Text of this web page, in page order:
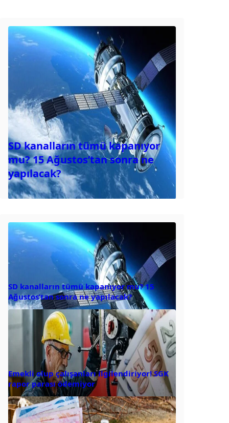
SD kanalların tümü kapanıyor
mu? 15 Ağustos’tan sonra ne
yapılacak?
SD kanalların tümü kapanıyor mu? 15
Ağustos’tan sonra ne yapılacak?
Emekli olup çalışanları ilgilendiriyor! SGK
rapor parası ödemiyor